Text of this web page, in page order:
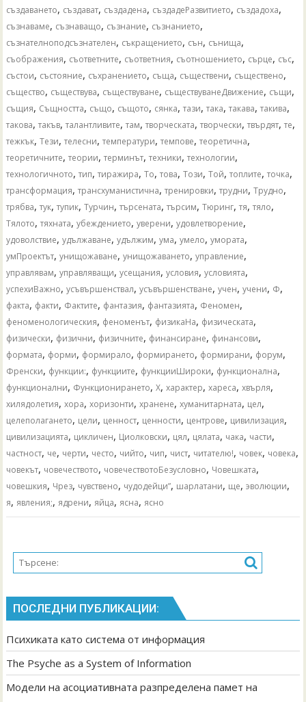
създаването, създават, създадена, създадеРазвитието, създадоха,
съзнаваме, съзнаващо, съзнание, съзнанието,
съзнателноподсъзнателен, съкращението, сън, сънища,
съображения, съответните, съответния, съотношението, сърце, със,
състои, състояние, съхранението, съща, съществени, съществено,
същество, съществува, съществуване, съществуванеДвижение, същи,
същия, Същността, също, същото, сянка,тази,така,такава,такива,
такова,такъв,талантливите,там,творческата,творчески,твърдят,те,
тежкък,Тези,телесни,температури,темпове,теоретична,
теоретичните,теории,терминът,техники,технологии,
технологичното,тип,тиражира,То,това,Този,Той,топлите,точка,
трансформация,трансхуманистична,тренировки,трудни,Трудно,
трябва,тук,тупик,Турчин,търсената,търсим,Тюринг,тя,тяло,
Тялото,тяхната,убеждението,уверени,удовлетворение,
удоволствие,удължаване,удължим,ума,умело,умората,
умПроектът,унищожаване,унищожаването,управление,
управлявам,управляващи,усещания,условия,условията,
успехиВажно,усъвършенствал,усъвършенстване,учен,учени, Ф,
факта, факти, Фактите, фантазия, фантазията, Феномен,
феноменологическия, феноменът, физикаНа, физическата,
физически, физични, физичните, финансиране, финансови,
формата, форми, формирало, формирането, формирани, форум,
Френски, функции:, функциите, функцииШироки, функционална,
функционални, Функционирането,Х,характер,хареса,хвърля,
хилядолетия,хора,хоризонти,хранене,хуманитарната, цел,
целеполагането, цели, ценност, ценности, центрове, цивилизация,
цивилизацията, цикличен, Циолковски, цял, цялата, чака, части,
частност, че, черти, често, чийто, чип, чист, читателю!, човек, човека,
човекът, човечеството, човечествотоБезусловно, Човешката,
човешкия, Чрез, чувствено, чудодейци”, шарлатани, ще,эволюции,
я, явления;, ядрени, яйца, ясна, ясно
ПОСЛЕДНИ ПУБЛИКАЦИИ:
Психиката като система от информация
The Psyche as a System of Information
Модели на асоциативната разпределена памет на